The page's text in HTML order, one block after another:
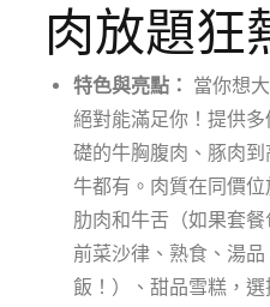
肉放題狂
特色與亮點： 當你想
絕對能滿足你！提供
礎的牛胸腹肉、豚肉
牛都有。肉質在同價
肋肉和牛舌（如果套
前菜沙律、熟食、湯
飯！）、甜品雪糕，